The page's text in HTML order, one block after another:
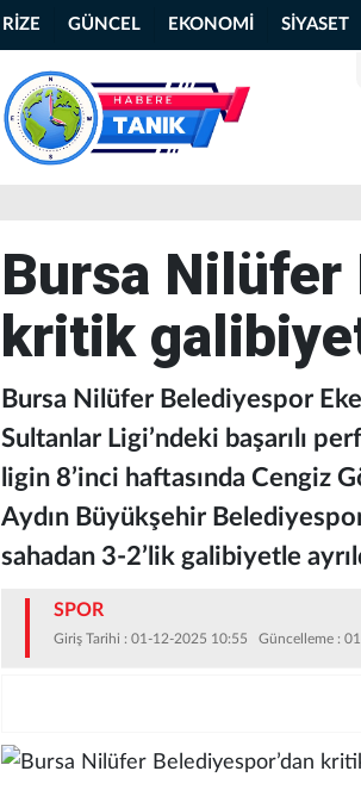
RİZE GÜNCEL EKONOMİ SİYASET
Bursa Nilüfer
kritik
Bursa Nilüfer Belediyespor
Sultanlar Ligi’ndeki başarılı
ligin 8’inci haftasında Cengiz
Aydın Büyükşehir
sahadan 3-2’lik galibiyetle
SPOR
Giriş Tarihi : 01-12-2025 10:55 Güncelleme :